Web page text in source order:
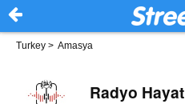
Turkey > Amasya
Radyo Hayat